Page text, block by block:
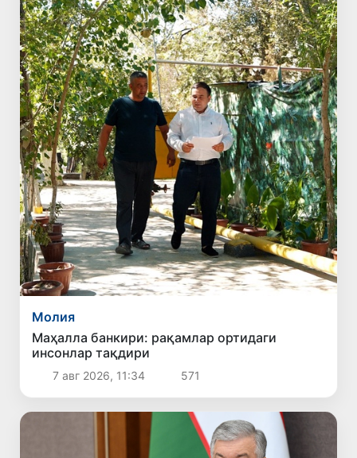
Молия
Маҳалла банкири: рақамлар ортидаги
инсонлар тақдири
7 авг 2026, 11:34 571